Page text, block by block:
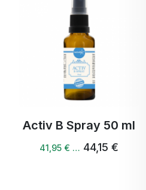
Activ B Spray 50 ml
41,95 € … 44,15 €